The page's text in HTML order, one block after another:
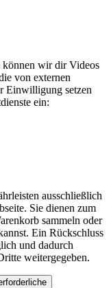
können wir dir Videos
von externen
Einwilligung setzen
ein:
ausschließlich
Sie dienen zum
sammeln oder
Ein Rückschluss
und dadurch
weitergegeben.